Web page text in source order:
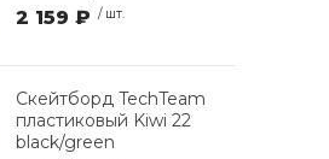
2 159 ₽ / шт.
Скейтборд TechTeam
пластиковый Kiwi 22
black/green